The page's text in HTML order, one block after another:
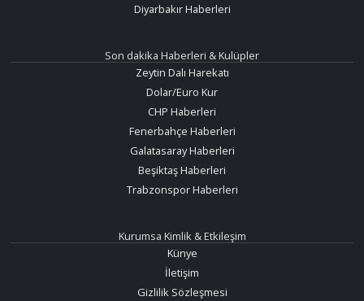
Diyarbakır Haberleri
Son dakika Haberleri & Kulüpler
Zeytin Dalı Harekatı
Dolar/Euro Kur
CHP Haberleri
Fenerbahçe Haberleri
Galatasaray Haberleri
Beşiktaş Haberleri
Trabzonspor Haberleri
Kurumsa Kimlik & Etkileşim
Künye
İletişim
Gizlilik Sözleşmesi